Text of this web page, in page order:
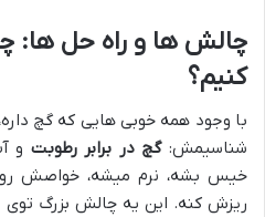
چالش ها و راه حل ها:
کنیم؟
با وجود همه خوبی هایی که گچ
شناسیمش:گچ در برابر رطوبت و
خیس بشه، نرم میشه، خواصش
ریزش کنه. این یه چالش بزرگ